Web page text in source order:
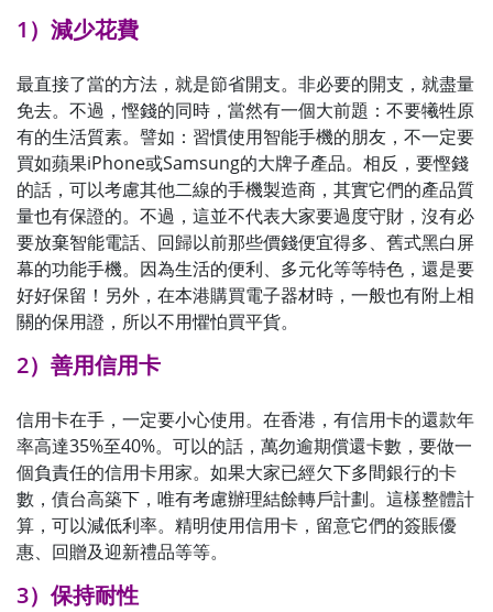
1）減少花費
最直接了當的方法，就是節省開支。非必要的開支，就盡量
免去。不過，慳錢的同時，當然有一個大前題：不要犧牲原
有的生活質素。譬如：習慣使用智能手機的朋友，不一定要
買如蘋果iPhone或Samsung的大牌子產品。相反，要慳錢
的話，可以考慮其他二線的手機製造商，其實它們的產品質
量也有保證的。不過，這並不代表大家要過度守財，沒有必
要放棄智能電話、回歸以前那些價錢便宜得多、舊式黑白屏
幕的功能手機。因為生活的便利、多元化等等特色，還是要
好好保留！另外，在本港購買電子器材時，一般也有附上相
關的保用證，所以不用懼怕買平貨。
2）善用信用卡
信用卡在手，一定要小心使用。在香港，有信用卡的還款年
率高達35%至40%。可以的話，萬勿逾期償還卡數，要做一
個負責任的信用卡用家。如果大家已經欠下多間銀行的卡
數，債台高築下，唯有考慮辦理結餘轉戶計劃。這樣整體計
算，可以減低利率。精明使用信用卡，留意它們的簽賬優
惠、回贈及迎新禮品等等。
3）保持耐性